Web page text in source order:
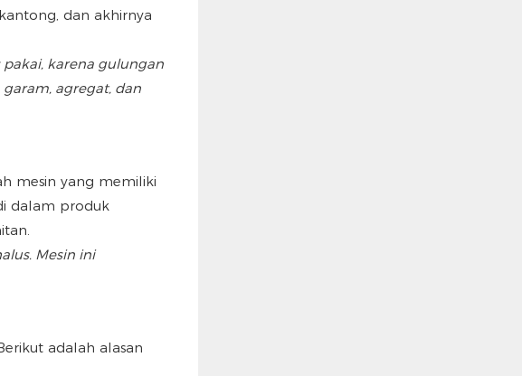
dan akhirnya
karena gulungan
agregat, dan
mesin yang memiliki
dalam produk
Mesin ini
adalah alasan